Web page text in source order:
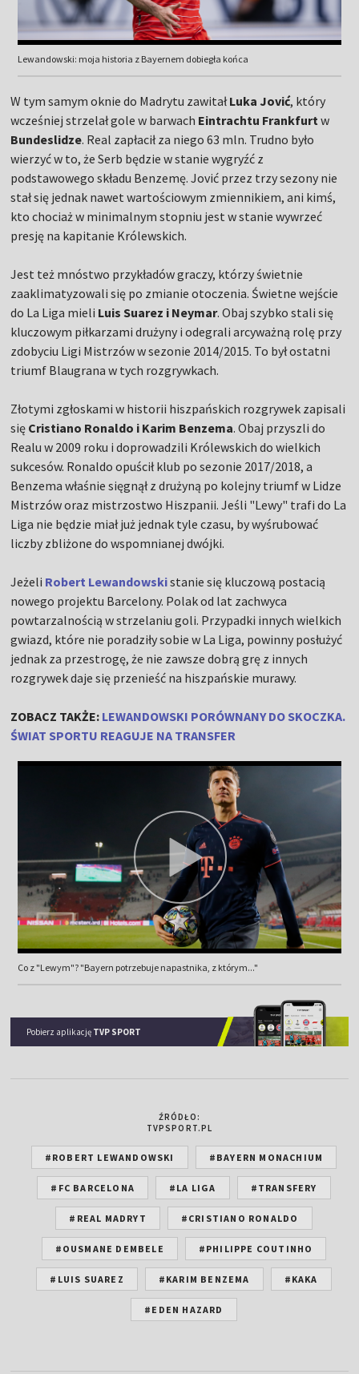
Lewandowski: moja historia z Bayernem dobiegła końca
W tym samym oknie do Madrytu zawitałLuka Jović, który
wcześniej strzelał gole w barwach Eintrachtu Frankfurtw
Bundeslidze. Real zapłacił za niego 63 mln. Trudno było
wierzyć w to, że Serb będzie w stanie wygryźć z
podstawowego składu Benzemę. Jović przez trzy sezony nie
stał się jednak nawet wartościowym zmiennikiem, ani kimś,
kto chociaż w minimalnym stopniu jest w stanie wywrzeć
presję na kapitanie Królewskich.
Jest też mnóstwo przykładów graczy, którzy świetnie
zaaklimatyzowali się po zmianie otoczenia. Świetne wejście
do La Liga mieli Luis Suarez i Neymar. Obaj szybko stali się
kluczowym piłkarzami drużyny i odegrali arcyważną rolę przy
zdobyciu Ligi Mistrzów w sezonie 2014/2015. To był ostatni
triumf Blaugrana w tych rozgrywkach.
Złotymi zgłoskami w historii hiszpańskich rozgrywek zapisali
się Cristiano Ronaldo i Karim Benzema. Obaj przyszli do
Realu w 2009 roku i doprowadzili Królewskich do wielkich
sukcesów. Ronaldo opuścił klub po sezonie 2017/2018, a
Benzema właśnie sięgnął z drużyną po kolejny triumf w Lidze
Mistrzów oraz mistrzostwo Hiszpanii. Jeśli "Lewy" trafi do La
Liga nie będzie miał już jednak tyle czasu, by wyśrubować
liczby zbliżone do wspomnianej dwójki.
Jeżeli Robert Lewandowskistanie się kluczową postacią
nowego projektu Barcelony. Polak od lat zachwyca
powtarzalnością w strzelaniu goli. Przypadki innych wielkich
gwiazd, które nie poradziły sobie w La Liga, powinny posłużyć
jednak za przestrogę, że nie zawsze dobrą grę z innych
rozgrywek daje się przenieść na hiszpańskie murawy.
ZOBACZ TAKŻE: LEWANDOWSKI PORÓWNANY DO SKOCZKA.
ŚWIAT SPORTU REAGUJE NA TRANSFER
Co z "Lewym"? "Bayern potrzebuje napastnika, z którym..."
Pobierz aplikację TVP SPORT
ŹRÓDŁO:
TVPSPORT.PL
#ROBERT LEWANDOWSKI #BAYERN MONACHIUM
#FC BARCELONA #LA LIGA #TRANSFERY
#REAL MADRYT #CRISTIANO RONALDO
#OUSMANE DEMBELE #PHILIPPE COUTINHO
#LUIS SUAREZ #KARIM BENZEMA #KAKA
#EDEN HAZARD